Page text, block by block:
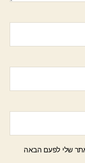
שלי לפעם הבאה